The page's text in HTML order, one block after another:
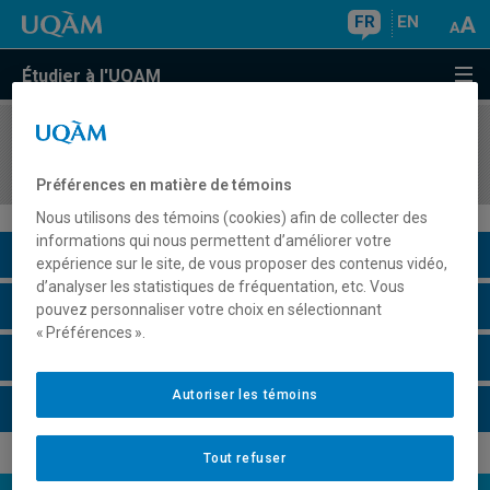
FR EN
Étudier à l'UQAM
COURS//
Description du cours
Horaire - Été 2026
Préférences en matière de témoins
Nous utilisons des témoins (cookies) afin de collecter des
informations qui nous permettent d’améliorer votre
expérience sur le site, de vous proposer des contenus vidéo,
d’analyser les statistiques de fréquentation, etc. Vous
pouvez personnaliser votre choix en sélectionnant
« Préférences ».
Tout refuser
Autoriser les témoins